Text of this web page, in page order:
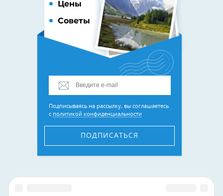
Цены
Советы
Подписываясь на рассылку, вы соглашаетесь
с политикой конфиденциальности
ПОДПИСАТЬСЯ